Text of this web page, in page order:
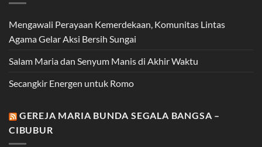
Mengawali Perayaan Kemerdekaan, Komunitas Lintas
Agama Gelar Aksi Bersih Sungai
Salam Maria dan Senyum Manis di Akhir Waktu
Secangkir Energen untuk Romo
GEREJA MARIA BUNDA SEGALA BANGSA –
CIBUBUR